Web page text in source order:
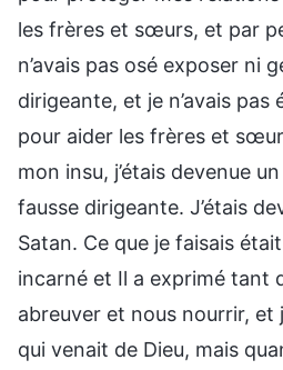
les frères et sœurs, et par
n’avais pas osé exposer ni
dirigeante, et je n’avais pas
pour aider les frères et
mon insu, j’étais devenue
fausse dirigeante. J’étais
Satan. Ce que je faisais
incarné et Il a exprimé tant
abreuver et nous nourrir,
qui venait de Dieu, mais